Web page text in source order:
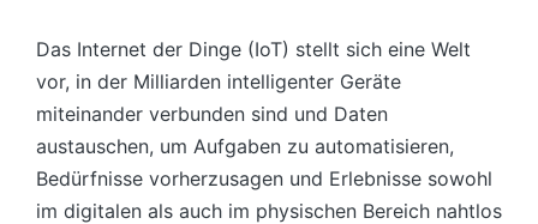
Das Internet der Dinge (IoT) stellt sich eine Welt
vor, in der Milliarden intelligenter Geräte
miteinander verbunden sind und Daten
austauschen, um Aufgaben zu automatisieren,
Bedürfnisse vorherzusagen und Erlebnisse sowohl
im digitalen als auch im physischen Bereich nahtlos